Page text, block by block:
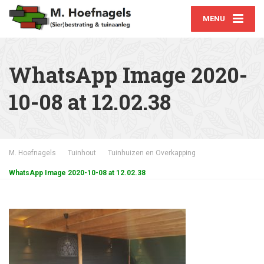
MENU
WhatsApp Image 2020-
10-08 at 12.02.38
M. Hoefnagels Tuinhout Tuinhuizen en Overkapping
WhatsApp Image 2020-10-08 at 12.02.38